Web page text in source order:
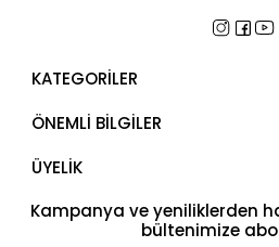
KATEGORİLER
ÖNEMLİ BİLGİLER
ÜYELİK
Kampanya ve yeniliklerden
bültenimize